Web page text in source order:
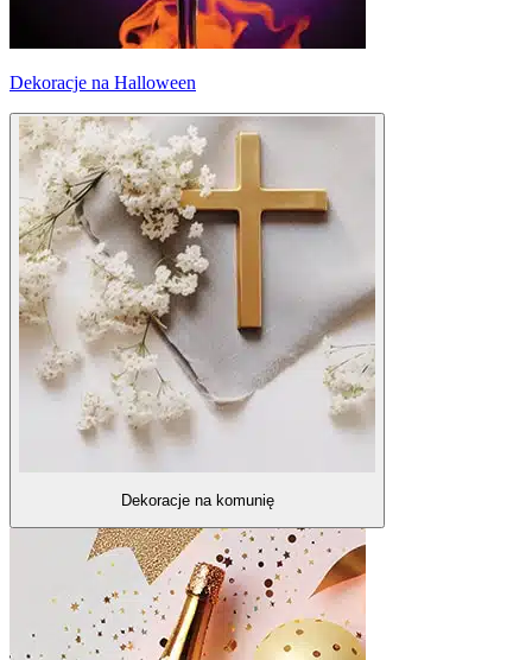
Dekoracje na Halloween
Dekoracje na komunię